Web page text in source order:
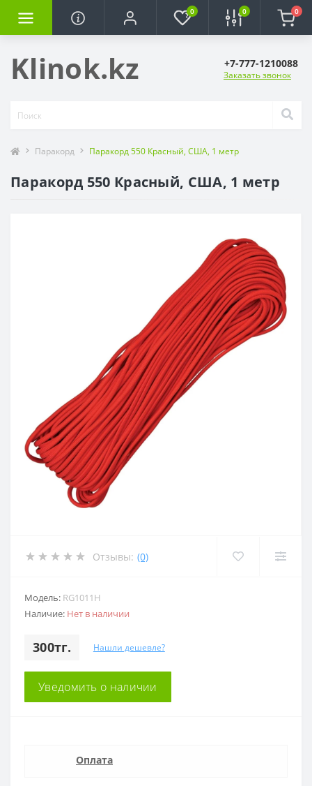
0 0 0
Klinok.kz +7-777-1210088
Заказать звонок
Паракорд Паракорд 550 Красный, США, 1 метр
Паракорд 550 Красный, США, 1 метр
Отзывы: (0)
Модель: RG1011H
Наличие: Нет в наличии
300тг. Нашли дешевле?
Уведомить о наличии
Оплата